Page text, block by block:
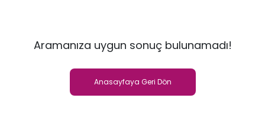
Aramanıza uygun sonuç bulunamadı!
Anasayfaya Geri Dön